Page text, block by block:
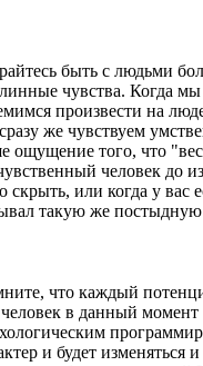
быть с людьми
чувства. Когда
произвести на
же чувствуем
ощущение того, что
человек до
скрыть, или когда у вас
такую же постыдную
что каждый
в данный момент
и будет изменяться